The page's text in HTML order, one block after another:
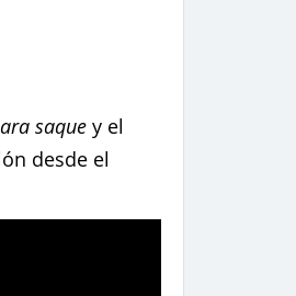
saque y el
desde el